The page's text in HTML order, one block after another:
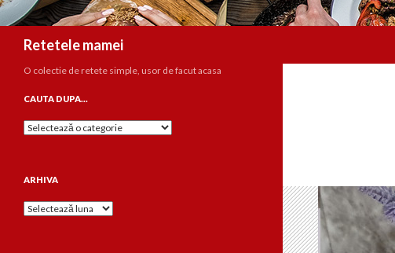
Retetele mamei
O colectie de retete simple, usor de facut acasa
CAUTA DUPA…
Cauta
ARHIVA
Arhiva